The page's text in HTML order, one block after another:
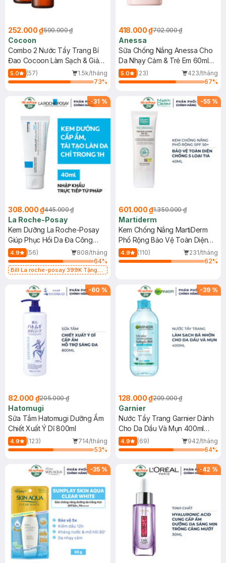
252.000 ₫590.000 ₫
Cocoon
Combo 2 Nước Tẩy Trang Bí
Đao Cocoon Làm Sạch & Giảm
Dầu 500ml
5.0 (57)
1.5k/tháng
73%
418.000 ₫702.000 ₫
Anessa
Sữa Chống Nắng Anessa Cho
Da Nhạy Cảm & Trẻ Em 60ml
(Mới)
5.0 (23)
423/tháng
67%
-31 %
308.000 ₫445.000 ₫
La Roche-Posay
Kem Dưỡng La Roche-Posay
Giúp Phục Hồi Da Đa Công
Dụng 40ml
4.9 (56)
808/tháng
64%
Bill La roche-posay 399K Tặng
(SL có hạn)
-55 %
601.000 ₫1.350.000 ₫
Martiderm
Kem Chống Nắng MartiDerm
Phổ Rộng Bảo Vệ Toàn Diện
40ml
4.9 (110)
231/tháng
62%
-60 %
82.000 ₫205.000 ₫
Hatomugi
Sữa Tắm Hatomugi Dưỡng Ẩm
Chiết Xuất Ý Dĩ 800ml
4.9 (123)
714/tháng
53%
-39 %
128.000 ₫209.000 ₫
Garnier
Nước Tẩy Trang Garnier Dành
Cho Da Dầu Và Mụn 400ml
(Mới)
4.9 (69)
942/tháng
64%
-35 % -42 %